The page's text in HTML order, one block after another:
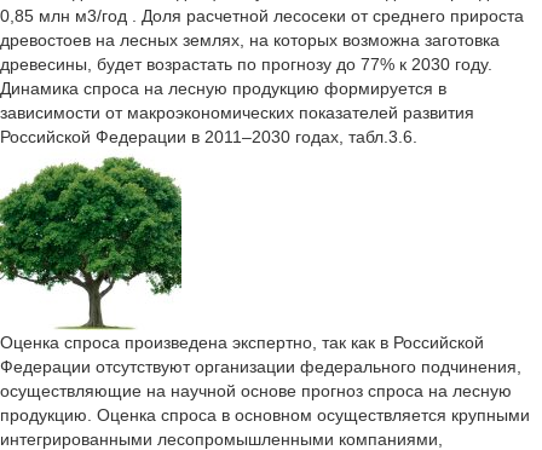
0,85 млн м3/год . Доля расчетной лесосеки от среднего прироста
древостоев на лесных землях, на которых возможна заготовка
древесины, будет возрастать по прогнозу до 77% к 2030 году.
Динамика спроса на лесную продукцию формируется в
зависимости от макроэкономических показателей развития
Российской Федерации в 2011–2030 годах, табл.3.6.
Оценка спроса произведена экспертно, так как в Российской
Федерации отсутствуют организации федерального подчинения,
осуществляющие на научной основе прогноз спроса на лесную
продукцию. Оценка спроса в основном осуществляется крупными
интегрированными лесопромышленными компаниями,